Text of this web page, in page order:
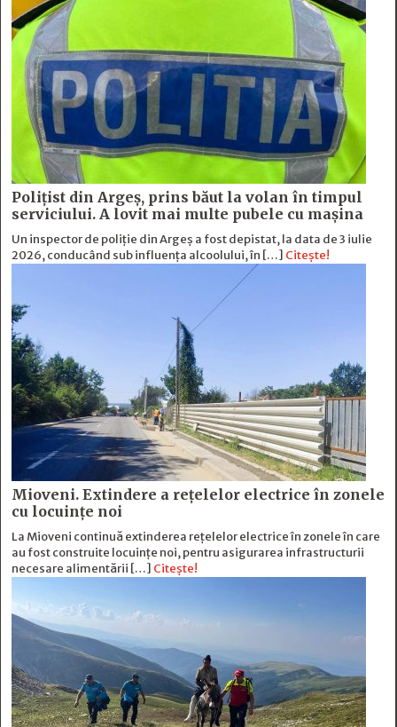
Polițist din Argeș, prins băut la volan în timpul
serviciului. A lovit mai multe pubele cu mașina
Un inspector de poliție din Argeș a fost depistat, la data de 3 iulie
2026, conducând sub influența alcoolului, în […] Citește!
Mioveni. Extindere a rețelelor electrice în zonele
cu locuințe noi
La Mioveni continuă extinderea rețelelor electrice în zonele în care
au fost construite locuințe noi, pentru asigurarea infrastructurii
necesare alimentării […] Citește!